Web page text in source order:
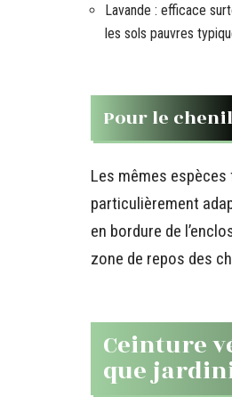
Lavande : efficace
les sols pauvres
Pour le chenil
Les mêmes
particulièrement
en bordure de
zone de repos des
Ceinture
que